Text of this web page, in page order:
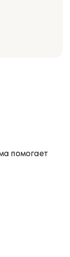
помогает